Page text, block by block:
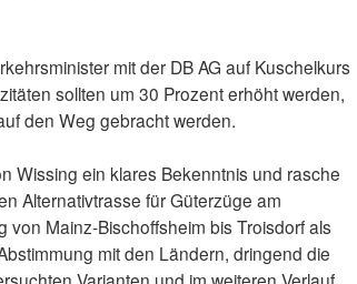
mit der DB AG auf Kuschelkurs
sollten um 30 Prozent erhöht werden,
den Weg gebracht werden.
Wissing ein klares Bekenntnis und rasche
Alternativtrasse für Güterzüge am
Mainz-Bischoffsheim bis Troisdorf als
mit den Ländern, dringend die